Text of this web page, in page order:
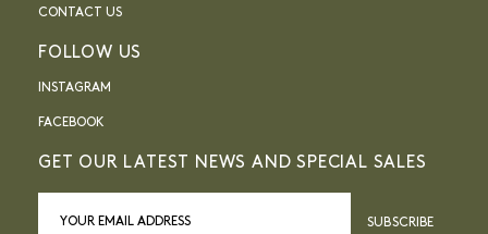
CONTACT US
FOLLOW US
INSTAGRAM
FACEBOOK
GET OUR LATEST NEWS AND SPECIAL SALES
SUBSCRIBE